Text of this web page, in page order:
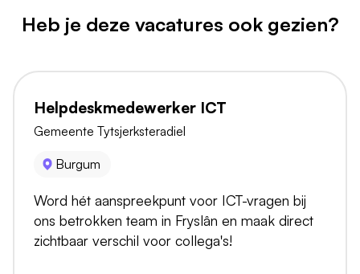
Heb je deze vacatures ook gezien?
Helpdeskmedewerker ICT
Gemeente Tytsjerksteradiel
Burgum
Word hét aanspreekpunt voor ICT-vragen bij
ons betrokken team in Fryslân en maak direct
zichtbaar verschil voor collega's!